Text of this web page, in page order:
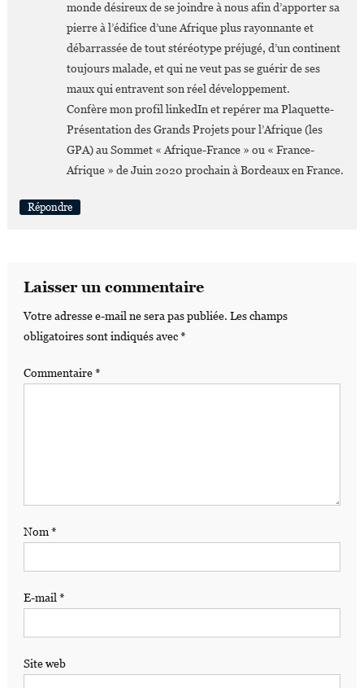
monde désireux de se joindre à nous afin d’apporter sa
pierre à l’édifice d’une Afrique plus rayonnante et
débarrassée de tout stéréotype préjugé, d’un continent
toujours malade, et qui ne veut pas se guérir de ses
maux qui entravent son réel développement.
Confère mon profil linkedIn et repérer ma Plaquette-
Présentation des Grands Projets pour l’Afrique (les
GPA) au Sommet « Afrique-France » ou « France-
Afrique » de Juin 2020 prochain à Bordeaux en France.
Répondre
Laisser un commentaire
Votre adresse e-mail ne sera pas publiée. Les champs
obligatoires sont indiqués avec*
Commentaire*
Nom*
E-mail *
Site web